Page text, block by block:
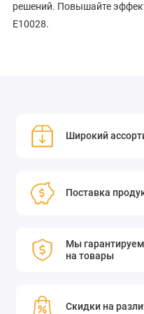
решений. Повышайте
E10028.
Широкий
Поставка
Мы
на товары
Скидки на